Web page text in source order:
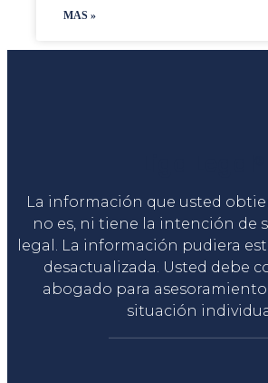
MAS »
La información que usted
no es, ni tiene la intención de
legal. La información pudiera
desactualizada. Usted debe
abogado para asesoramiento
situación